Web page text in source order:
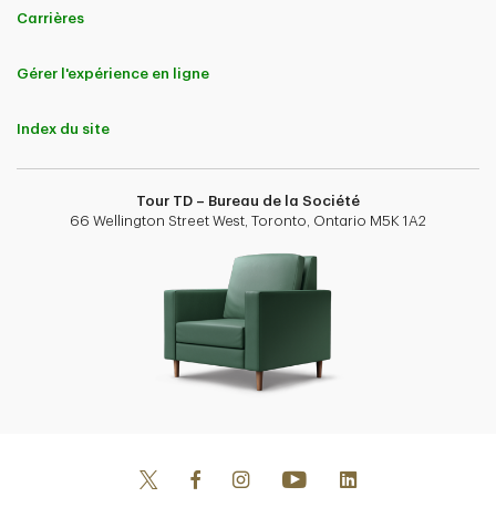
Carrières
Gérer l'expérience en ligne
Index du site
Tour TD – Bureau de la Société
66 Wellington Street West, Toronto, Ontario M5K 1A2